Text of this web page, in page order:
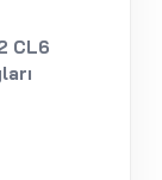
CL6